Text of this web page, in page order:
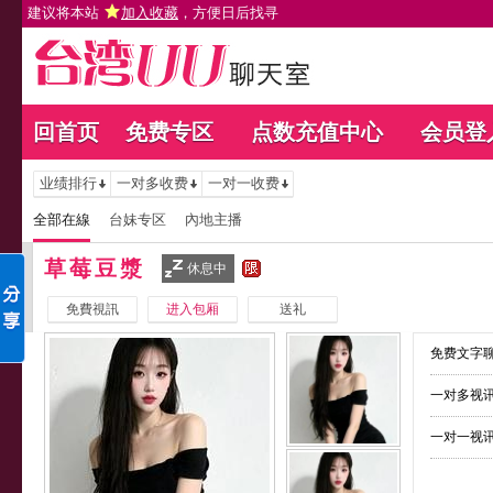
建议将本站 加入收藏 ，方便日后找寻
回首页 免费专区 点数充值中心 会员登
业绩排行 一对多收费 一对一收费
全部在線 台妹专区 內地主播
草莓豆漿 休息中
免費視訊 进入包厢 送礼
免费文字
一对多视
一对一视